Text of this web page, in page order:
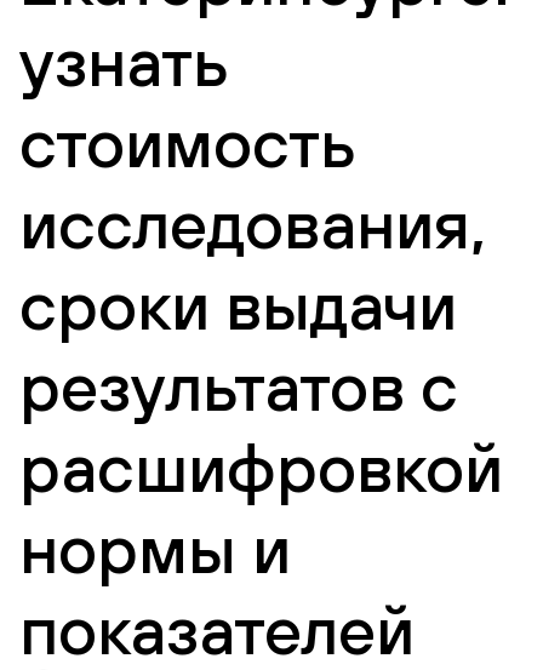
узнать
стоимость
исследования,
сроки выдачи
результатов с
расшифровкой
нормы и
показателей